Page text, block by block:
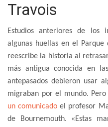
Travois
Estudios anteriores de los
algunas huellas en el
reescribe la historia al
más antigua conocida en
antepasados ​​​​debieron usar
migraban por el mundo.
un comunicadoel profesor
de Bournemouth. «Estas